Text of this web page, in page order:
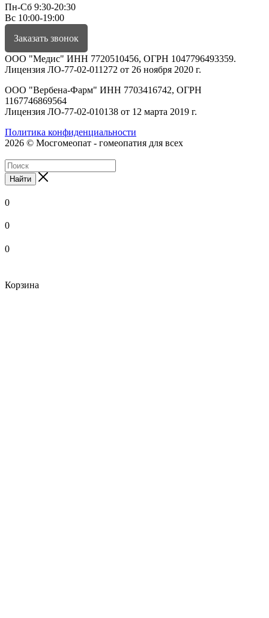
Пн-Сб 9:30-20:30
Вс 10:00-19:00
Заказать звонок
ООО "Медис" ИНН 7720510456, ОГРН 1047796493359.
Лицензия ЛО-77-02-011272 от 26 ноября 2020 г.
ООО "Вербена-Фарм" ИНН 7703416742, ОГРН
1167746869564
Лицензия ЛО-77-02-010138 от 12 марта 2019 г.
Политика конфиденциальности
2026 © Мосгомеопат - гомеопатия для всех
Найти
0
0
0
Корзина